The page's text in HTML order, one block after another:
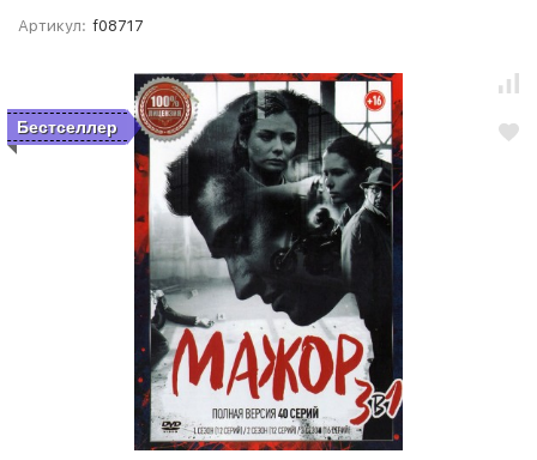
Артикул: f08717
Бестселлер